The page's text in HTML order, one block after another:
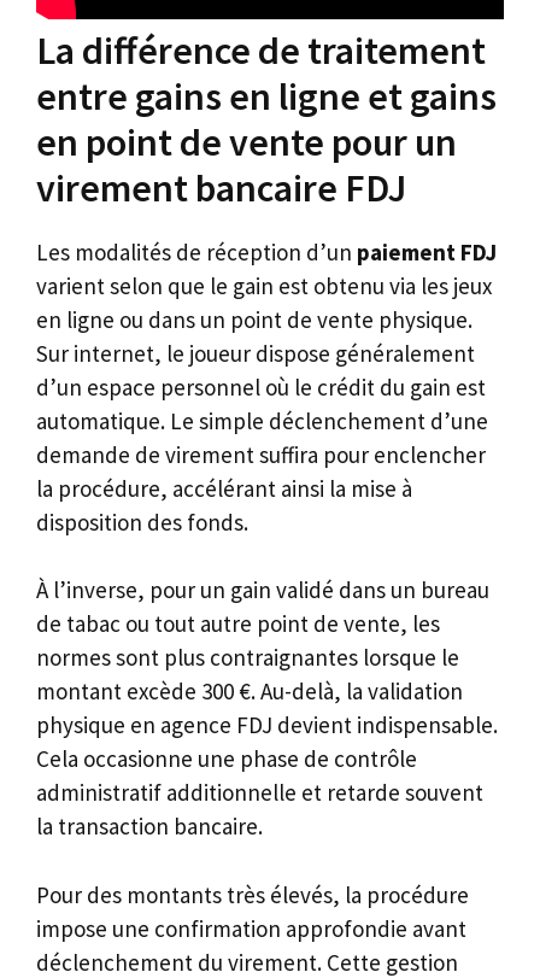
La différence de traitement
entre gains en ligne et gains
en point de vente pour un
virement bancaire FDJ
Les modalités de réception d’un paiement FDJ
varient selon que le gain est obtenu via les jeux
en ligne ou dans un point de vente physique.
Sur internet, le joueur dispose généralement
d’un espace personnel où le crédit du gain est
automatique. Le simple déclenchement d’une
demande de virement suffira pour enclencher
la procédure, accélérant ainsi la mise à
disposition des fonds.
À l’inverse, pour un gain validé dans un bureau
de tabac ou tout autre point de vente, les
normes sont plus contraignantes lorsque le
montant excède 300 €. Au-delà, la validation
physique en agence FDJ devient indispensable.
Cela occasionne une phase de contrôle
administratif additionnelle et retarde souvent
la transaction bancaire.
Pour des montants très élevés, la procédure
impose une confirmation approfondie avant
déclenchement du virement. Cette gestion